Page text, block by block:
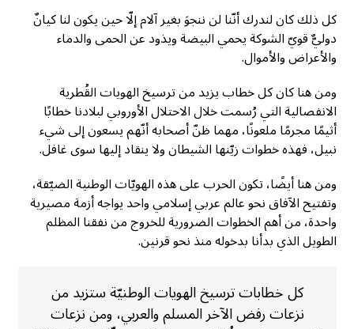
كل ذلك كان لندرك أنّنا لن ننجوَ بغير آلام إلّا حين يكون لنا كيانٌ
دوليٌّ قويّ الشوكة يحمي البيضة ويذود عن الحمى والدماء
والأعراض والأموال.
ومن هنا كان كل خطاب يزيد من ترسيخ الهويات القُطرية
الانفصالية التي رُسمت خلال الاحتلال الأوروبي لبلادنا خطابًا
أثيمًا مجرمًا ملعونًا، مهما ظنّ أصحابه أنّهم يسعون إلى شيء
نبيل، فهذه خطوات زيّنها الشيطان ولا ينقاد إليها سوى غافل.
ومن هنا أيضًا، تكون الحرب على هذه الهويّات الوطنية الضيّقة،
وتفتيح الآفاق نحو عالم عربي إسلامي واحد يواجه أزمة مصيرية
واحدة، من أهم الخطوات الضرورية للخروج من نفقنا المظلم
الطويل الذي بدأنا بدخوله منذ نحو قرنين.
كل خطابات ترسيخ الهويات الوطنيّة ستزيد من
نزعات رفض الآخر المسلم والعربي، ومن نزعات